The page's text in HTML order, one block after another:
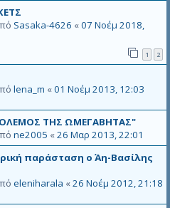
Sasaka-4626 «07 Νοέμ 2018,
1 2
lena_m «01 Νοέμ 2013, 12:03
ΤΗΣ ΩΜΕΓΑΒΗΤΑΣ"
ne2005 «26 Μαρ 2013, 22:01
παράσταση ο Άη-Βασίλης
eleniharala «26 Νοέμ 2012, 21:18